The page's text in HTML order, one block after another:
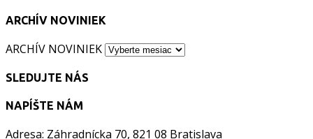
ARCHÍV NOVINIEK
ARCHÍV NOVINIEK
SLEDUJTE NÁS
NAPÍŠTE NÁM
Adresa: Záhradnícka 70, 821 08 Bratislava